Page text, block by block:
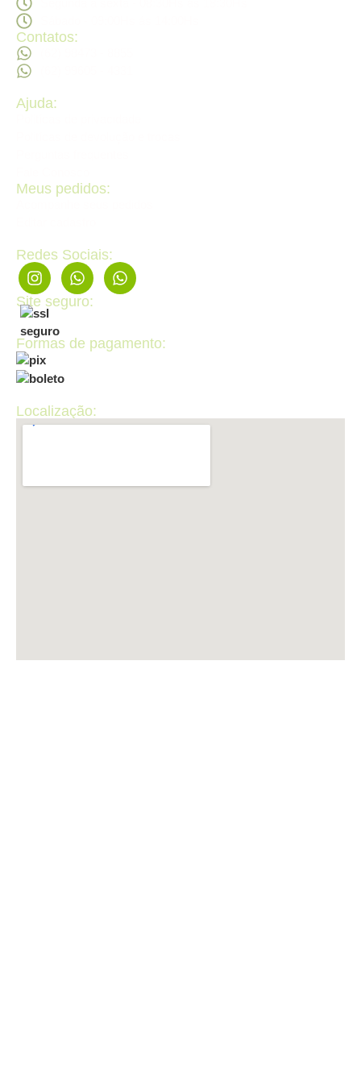
Contatos:
Ajuda:
Meus pedidos:
Redes Sociais:
Site seguro:
Formas de pagamento:
Localização: